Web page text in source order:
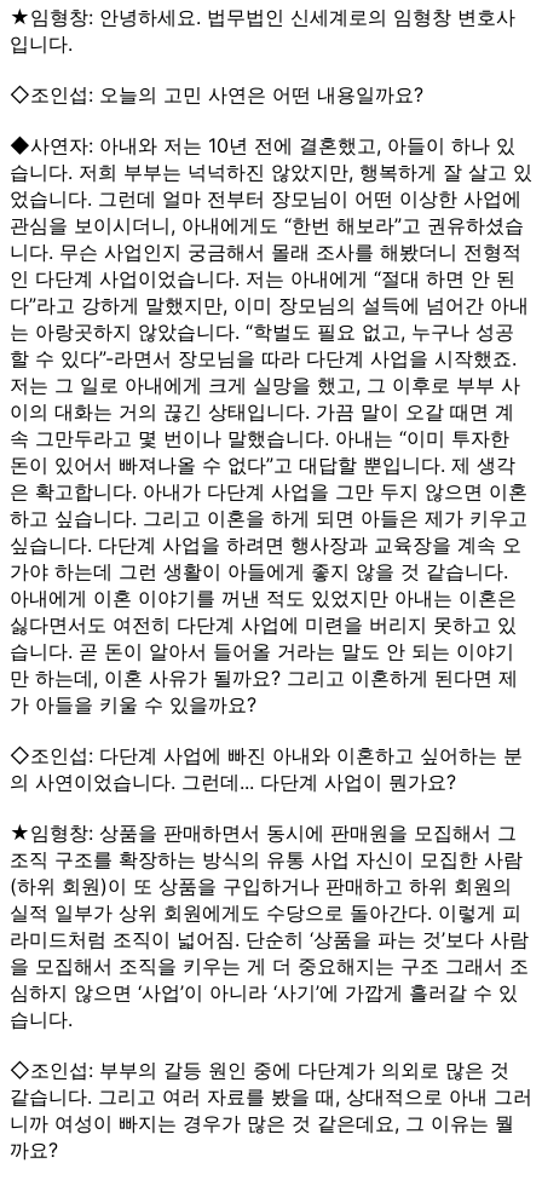
★임형창: 안녕하세요. 법무법인 신세계로의 임형창 변호사
입니다.
◇조인섭: 오늘의 고민 사연은 어떤 내용일까요?
◆사연자: 아내와 저는 10년 전에 결혼했고, 아들이 하나 있
습니다. 저희 부부는 넉넉하진 않았지만, 행복하게 잘 살고 있
었습니다. 그런데 얼마 전부터 장모님이 어떤 이상한 사업에
관심을 보이시더니, 아내에게도 “한번 해보라”고 권유하셨습
니다. 무슨 사업인지 궁금해서 몰래 조사를 해봤더니 전형적
인 다단계 사업이었습니다. 저는 아내에게 “절대 하면 안 된
다”라고 강하게 말했지만, 이미 장모님의 설득에 넘어간 아내
는 아랑곳하지 않았습니다. “학벌도 필요 없고, 누구나 성공
할 수 있다”-라면서 장모님을 따라 다단계 사업을 시작했죠.
저는 그 일로 아내에게 크게 실망을 했고, 그 이후로 부부 사
이의 대화는 거의 끊긴 상태입니다. 가끔 말이 오갈 때면 계
속 그만두라고 몇 번이나 말했습니다. 아내는 “이미 투자한
돈이 있어서 빠져나올 수 없다”고 대답할 뿐입니다. 제 생각
은 확고합니다. 아내가 다단계 사업을 그만 두지 않으면 이혼
하고 싶습니다. 그리고 이혼을 하게 되면 아들은 제가 키우고
싶습니다. 다단계 사업을 하려면 행사장과 교육장을 계속 오
가야 하는데 그런 생활이 아들에게 좋지 않을 것 같습니다.
아내에게 이혼 이야기를 꺼낸 적도 있었지만 아내는 이혼은
싫다면서도 여전히 다단계 사업에 미련을 버리지 못하고 있
습니다. 곧 돈이 알아서 들어올 거라는 말도 안 되는 이야기
만 하는데, 이혼 사유가 될까요? 그리고 이혼하게 된다면 제
가 아들을 키울 수 있을까요?
◇조인섭: 다단계 사업에 빠진 아내와 이혼하고 싶어하는 분
의 사연이었습니다. 그런데... 다단계 사업이 뭔가요?
★임형창: 상품을 판매하면서 동시에 판매원을 모집해서 그
조직 구조를 확장하는 방식의 유통 사업 자신이 모집한 사람
(하위 회원)이 또 상품을 구입하거나 판매하고 하위 회원의
실적 일부가 상위 회원에게도 수당으로 돌아간다. 이렇게 피
라미드처럼 조직이 넓어짐. 단순히 ‘상품을 파는 것’보다 사람
을 모집해서 조직을 키우는 게 더 중요해지는 구조 그래서 조
심하지 않으면 ‘사업’이 아니라 ‘사기’에 가깝게 흘러갈 수 있
습니다.
◇조인섭: 부부의 갈등 원인 중에 다단계가 의외로 많은 것
같습니다. 그리고 여러 자료를 봤을 때, 상대적으로 아내 그러
니까 여성이 빠지는 경우가 많은 것 같은데요, 그 이유는 뭘
까요?